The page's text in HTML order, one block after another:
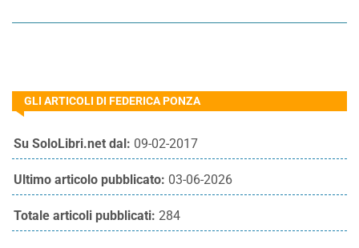
GLI ARTICOLI DI FEDERICA PONZA
Su SoloLibri.net dal: 09-02-2017
Ultimo articolo pubblicato: 03-06-2026
Totale articoli pubblicati: 284